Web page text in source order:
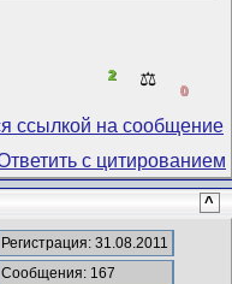
2 ⚖️
0
^
Регистрация: 31.08.2011
Сообщения: 167